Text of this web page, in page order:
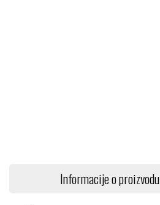
Informacije o proizvodu